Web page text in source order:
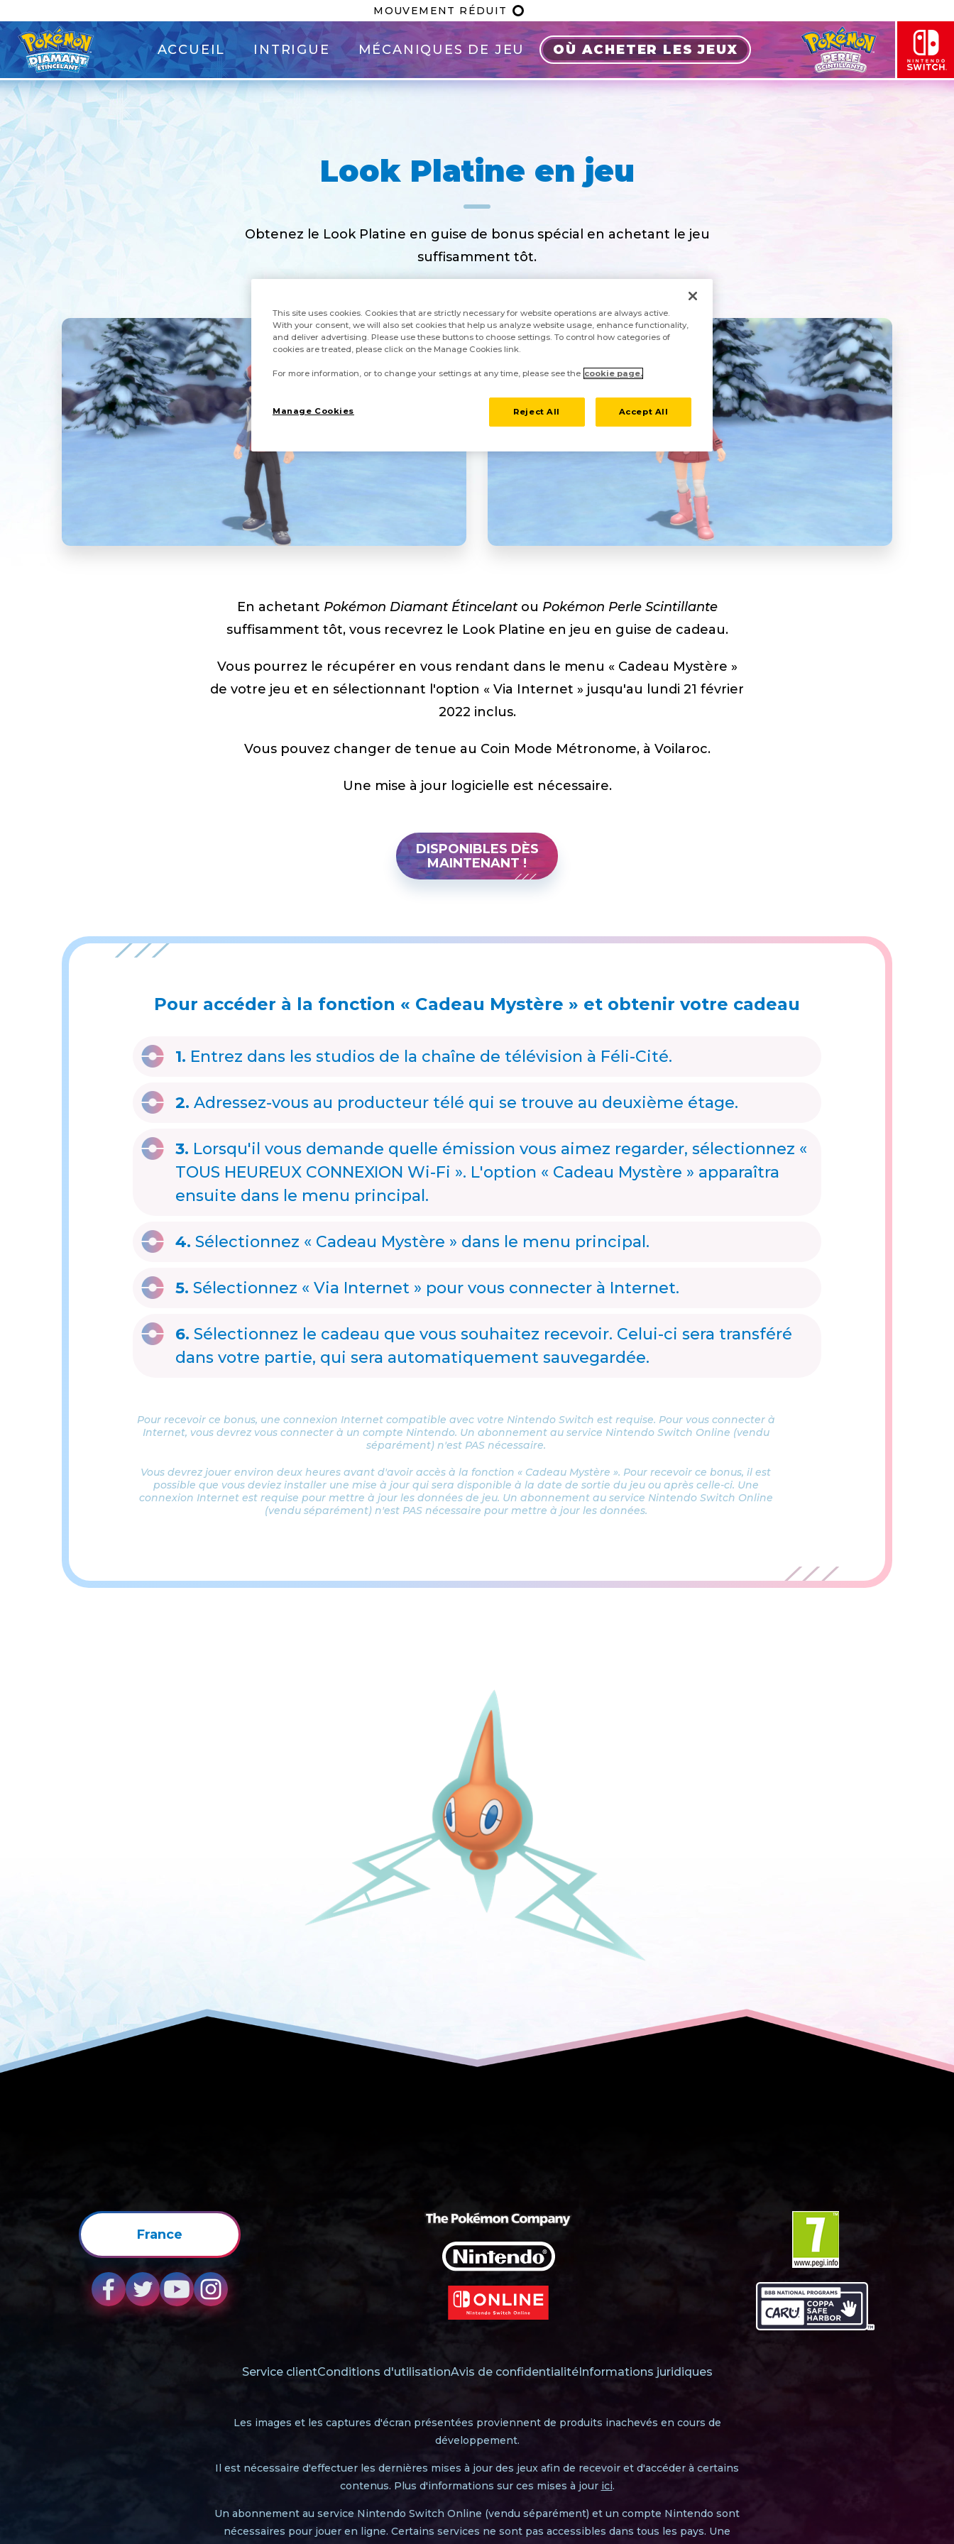
MOUVEMENT RÉDUIT
ACCUEIL INTRIGUE MÉCANIQUES DE JEU OÙ ACHETER LES JEUX
Look Platine en jeu
Obtenez le Look Platine en guise de bonus spécial en achetant le jeu
suffisamment tôt.​
En achetant Pokémon Diamant Étincelantou Pokémon Perle Scintillante
suffisamment tôt, vous recevrez le Look Platine en jeu en guise de cadeau.
Vous pourrez le récupérer en vous rendant dans le menu « Cadeau Mystère »
de votre jeu et en sélectionnant l'option « Via Internet » jusqu'au lundi 21 février
2022 inclus.
Vous pouvez changer de tenue au Coin Mode Métronome, à Voilaroc.
Une mise à jour logicielle est nécessaire.
DISPONIBLES DÈS
MAINTENANT !
Pour accéder à la fonction « Cadeau Mystère » et obtenir votre cadeau
1. Entrez dans les studios de la chaîne de télévision à Féli-Cité.
2. Adressez-vous au producteur télé qui se trouve au deuxième étage.
3. Lorsqu'il vous demande quelle émission vous aimez regarder, sélectionnez «
TOUS HEUREUX CONNEXION Wi-Fi ». L'option « Cadeau Mystère » apparaîtra
ensuite dans le menu principal.
4. Sélectionnez « Cadeau Mystère » dans le menu principal.
5. Sélectionnez « Via Internet » pour vous connecter à Internet.
6. Sélectionnez le cadeau que vous souhaitez recevoir. Celui-ci sera transféré
dans votre partie, qui sera automatiquement sauvegardée.
Pour recevoir ce bonus, une connexion Internet compatible avec votre Nintendo Switch est requise. Pour vous connecter à
Internet, vous devrez vous connecter à un compte Nintendo. Un abonnement au service Nintendo Switch Online (vendu
séparément) n'est PAS nécessaire.
Vous devrez jouer environ deux heures avant d'avoir accès à la fonction « Cadeau Mystère ». Pour recevoir ce bonus, il est
possible que vous deviez installer une mise à jour qui sera disponible à la date de sortie du jeu ou après celle-ci. Une
connexion Internet est requise pour mettre à jour les données de jeu. Un abonnement au service Nintendo Switch Online
(vendu séparément) n'est PAS nécessaire pour mettre à jour les données.
France
Service clientConditions d'utilisationAvis de confidentialitéInformations juridiques
Les images et les captures d'écran présentées proviennent de produits inachevés en cours de
développement.
Il est nécessaire d'effectuer les dernières mises à jour des jeux afin de recevoir et d'accéder à certains
contenus. Plus d'informations sur ces mises à jour ici.
Un abonnement au service Nintendo Switch Online (vendu séparément) et un compte Nintendo sont
nécessaires pour jouer en ligne. Certains services ne sont pas accessibles dans tous les pays. Une
This site uses cookies. Cookies that are strictly necessary for website operations are always active.
With your consent, we will also set cookies that help us analyze website usage, enhance functionality,
and deliver advertising. Please use these buttons to choose settings. To control how categories of
cookies are treated, please click on the Manage Cookies link.
For more information, or to change your settings at any time, please see the cookie page.
Manage Cookies Reject All Accept All